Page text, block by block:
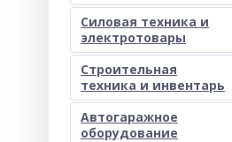
Силовая техника и
электротовары
Строительная
техника и инвентарь
Автогаражное
оборудование